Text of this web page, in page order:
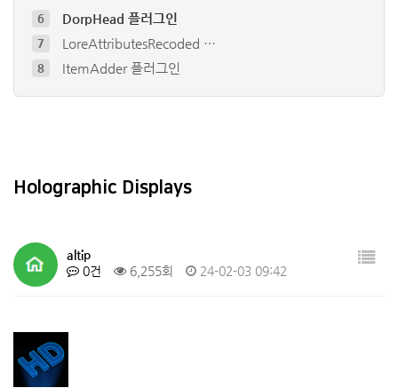
6 DorpHead 플러그인
7 LoreAttributesRecoded …
8 ItemAdder 플러그인
Holographic Displays
altip
0건
6,255회 24-02-03 09:42